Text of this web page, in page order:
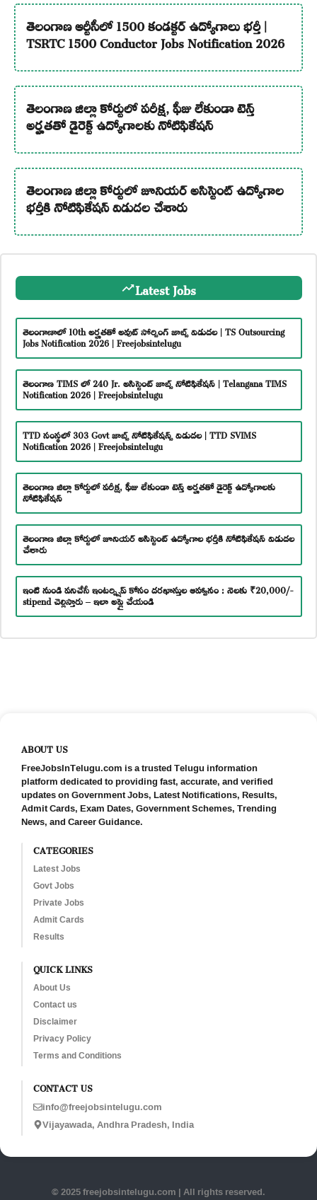
తెలంగాణ ఆర్టీసీలో 1500 కండక్టర్ ఉద్యోగాలు భర్తీ |
TSRTC 1500 Conductor Jobs Notification 2026
తెలంగాణ జిల్లా కోర్టులో పరీక్ష, ఫీజు లేకుండా టెన్త్
అర్హతతో డైరెక్ట్ ఉద్యోగాలకు నోటిఫికేషన్
తెలంగాణ జిల్లా కోర్టులో జూనియర్ అసిస్టెంట్ ఉద్యోగాల
భర్తీకి నోటిఫికేషన్ విడుదల చేశారు
Latest Jobs
తెలంగాణాలో 10th అర్హతతో అవుట్ సోర్సింగ్ జాబ్స్ విడుదల | TS Outsourcing
Jobs Notification 2026 | Freejobsintelugu
తెలంగాణ TIMS లో 240 Jr. అసిస్టెంట్ జాబ్స్ నోటిఫికేషన్ | Telangana TIMS
Notification 2026 | Freejobsintelugu
TTD సంస్థలో 303 Govt జాబ్స్ నోటిఫికేషన్స్ విడుదల | TTD SVIMS
Notification 2026 | Freejobsintelugu
తెలంగాణ జిల్లా కోర్టులో పరీక్ష, ఫీజు లేకుండా టెన్త్ అర్హతతో డైరెక్ట్ ఉద్యోగాలకు
నోటిఫికేషన్
తెలంగాణ జిల్లా కోర్టులో జూనియర్ అసిస్టెంట్ ఉద్యోగాల భర్తీకి నోటిఫికేషన్ విడుదల
చేశారు
ఇంటి నుండి పనిచేసే ఇంటర్న్షిప్ కోసం దరఖాస్తుల ఆహ్వానం : నెలకు ₹20,000/-
stipend చెల్లిస్తారు – ఇలా అప్లై చేయండి
ABOUT US
FreeJobsInTelugu.com is a trusted Telugu information
platform dedicated to providing fast, accurate, and verified
updates on Government Jobs, Latest Notifications, Results,
Admit Cards, Exam Dates, Government Schemes, Trending
News, and Career Guidance.
CATEGORIES
Latest Jobs
Govt Jobs
Private Jobs
Admit Cards
Results
QUICK LINKS
About Us
Contact us
Disclaimer
Privacy Policy
Terms and Conditions
CONTACT US
info@freejobsintelugu.com
Vijayawada, Andhra Pradesh, India
© 2025 freejobsintelugu.com | All rights reserved.